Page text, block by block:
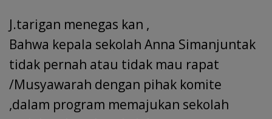
J.tarigan menegas kan ,
Bahwa kepala sekolah Anna Simanjuntak
tidak pernah atau tidak mau rapat
/Musyawarah dengan pihak komite
,dalam program memajukan sekolah